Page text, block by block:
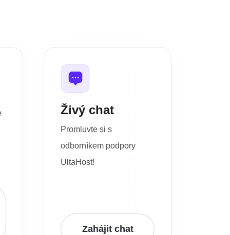
Živý chat
Promluvte si s
odborníkem podpory
UltaHost!
Zahájit chat